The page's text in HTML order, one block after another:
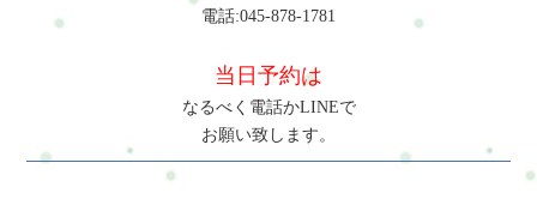
電話:045-878-1781
当日予約は
なるべく電話かLINEで
お願い致します。